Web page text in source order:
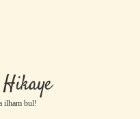
ilham bul!